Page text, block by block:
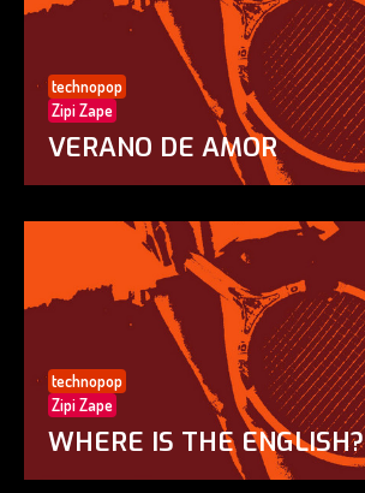
technopop
Zipi Zape
VERANO DE AMOR
technopop
Zipi Zape
WHERE IS THE ENGLISH?